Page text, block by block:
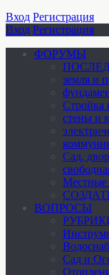
Вход Регистрация
Вход Регистрация
ФОРУМЫ
земля и
Стройка
стены и
Cад,
ВОПРОСЫ
Сад и